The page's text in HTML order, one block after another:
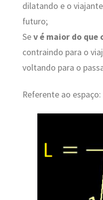
dilatando e o
futuro;
Sev é maior do que
contraindo para o
voltando para o
Referente ao espaço: